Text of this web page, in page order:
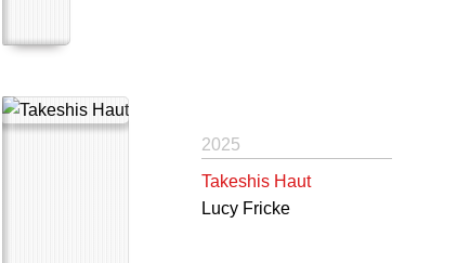
2025
Takeshis Haut
Lucy Fricke